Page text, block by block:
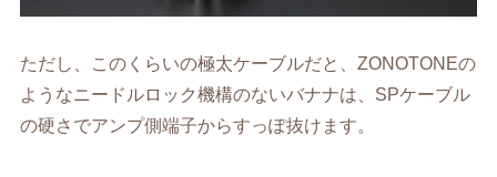
ただし、このくらいの極太ケーブルだと、ZONOTONEの
ようなニードルロック機構のないバナナは、SPケーブル
の硬さでアンプ側端子からすっぽ抜けます。